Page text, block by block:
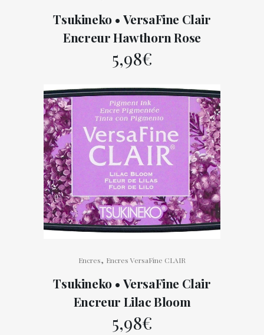
Tsukineko • VersaFine Clair
Encreur Hawthorn Rose
5,98€
Encres, Encres VersaFine CLAIR
Tsukineko • VersaFine Clair
Encreur Lilac Bloom
5,98€